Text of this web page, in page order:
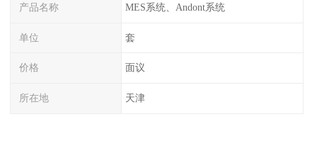
产品名称 MES系统、Andont系统
单位 套
价格 面议
所在地 天津